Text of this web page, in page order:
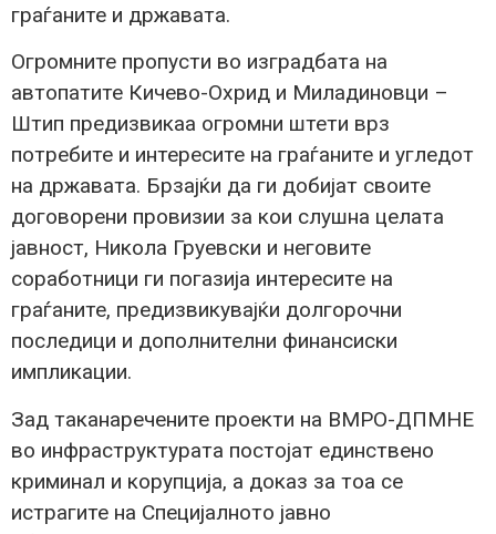
граѓаните и државата.
Огромните пропусти во изградбата на
автопатите Кичево-Охрид и Миладиновци –
Штип предизвикаа огромни штети врз
потребите и интересите на граѓаните и угледот
на државата. Брзајќи да ги добијат своите
договорени провизии за кои слушна целата
јавност, Никола Груевски и неговите
соработници ги погазија интересите на
граѓаните, предизвикувајќи долгорочни
последици и дополнителни финансиски
импликации.
Зад таканаречените проекти на ВМРО-ДПМНЕ
во инфраструктурата постојат единствено
криминал и корупција, а доказ за тоа се
истрагите на Специјалното јавно